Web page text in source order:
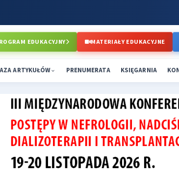
EDUKACYJNY MATERIAŁY EDUKACYJNE
ARTYKUŁÓW PRENUMERATA KSIĘGARNIA